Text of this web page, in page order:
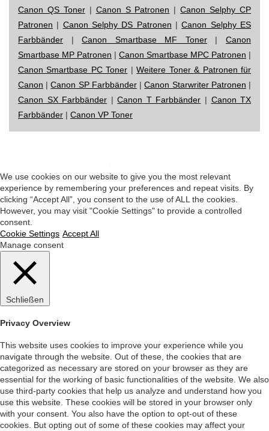
Canon QS Toner| Canon S Patronen |Canon Selphy CP
Patronen | Canon Selphy DS Patronen |Canon Selphy ES
Farbbänder |Canon Smartbase MF Toner|Canon
Smartbase MP Patronen | Canon Smartbase MPC Patronen |
Canon Smartbase PC Toner |Weitere Toner & Patronen für
Canon |Canon SP Farbbänder|Canon Starwriter Patronen |
Canon SX Farbbänder |Canon T Farbbänder | Canon TX
Farbbänder | Canon VP Toner
We use cookies on our website to give you the most relevant
experience by remembering your preferences and repeat visits. By
clicking “Accept All”, you consent to the use of ALL the cookies.
However, you may visit "Cookie Settings" to provide a controlled
consent.
Cookie Settings Accept All
Manage consent
Schließen
Privacy Overview
This website uses cookies to improve your experience while you
navigate through the website. Out of these, the cookies that are
categorized as necessary are stored on your browser as they are
essential for the working of basic functionalities of the website. We also
use third-party cookies that help us analyze and understand how you
use this website. These cookies will be stored in your browser only
with your consent. You also have the option to opt-out of these
cookies. But opting out of some of these cookies may affect your